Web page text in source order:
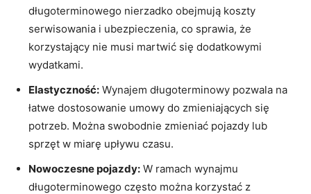
długoterminowego nierzadko obejmują ‌koszty‌
serwisowania i ⁤ubezpieczenia, co sprawia, że
korzystający nie musi martwić się dodatkowymi
wydatkami.
Elastyczność: Wynajem długoterminowy pozwala na
łatwe dostosowanie umowy do‌ zmieniających ​się
potrzeb. ‍Można swobodnie zmieniać pojazdy lub
sprzęt w​ miarę upływu ⁤czasu.
Nowoczesne pojazdy: W ⁢ramach wynajmu‍
długoterminowego⁢ często można​ korzystać z